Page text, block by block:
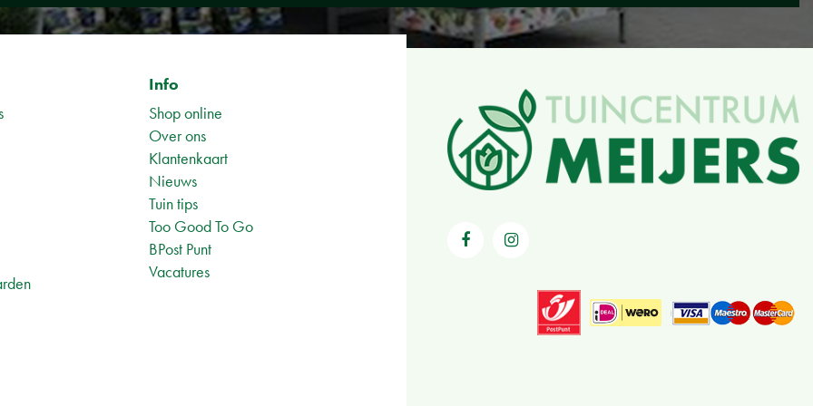
Info
Shop online
Over ons
Klantenkaart
Nieuws
Tuin tips
Too Good To Go
BPost Punt
Vacatures